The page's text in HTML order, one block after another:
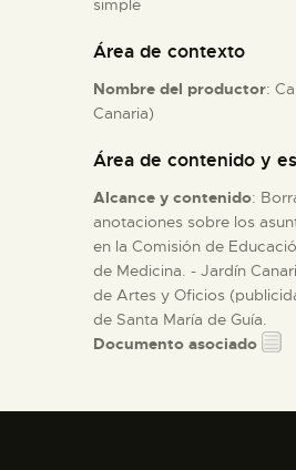
simple
Área de contexto
Nombre del productor:
Canaria)
Área de contenido y
Alcance y contenido:
anotaciones sobre los
en la Comisión de
de Medicina. - Jardín
de Artes y Oficios
de Santa María de Guía.
Documento asociado